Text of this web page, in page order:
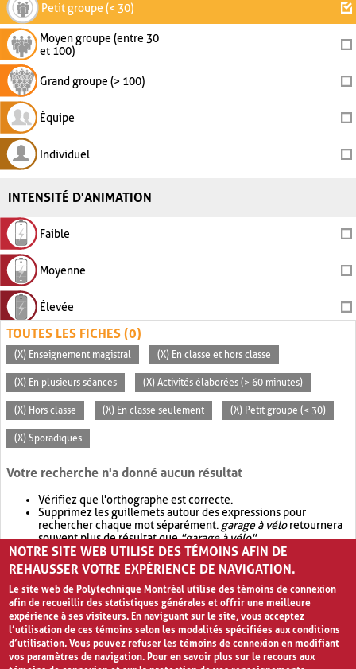
Petit groupe (< 30)
Moyen groupe (entre 30
et 100)
Grand groupe (> 100)
Équipe
Individuel
INTENSITÉ D'ANIMATION
Faible
Moyenne
Élevée
TOUTES LES FICHES (0)
(X) Enseignement magistral (X) En classe et hors classe
(X) En plusieurs séances (X) Activités élaborées (> 60 minutes)
(X) Hors classe (X) En classe seulement (X) Petit groupe (< 30)
(X) Sporadiques
Votre recherche n'a donné aucun résultat
Vérifiez que l'orthographe est correcte.
Supprimez les guillemets autour des expressions pour
rechercher chaque mot séparément. garage à véloretournera
souvent plus de résultat que"garage à vélo".
Envisagez d'élargir votre recherche avec OR.garage OR vélo
retournera souvent plus de résultat quegarage à vélo
NOTRE SITE WEB UTILISE DES TÉMOINS AFIN DE
REHAUSSER VOTRE EXPÉRIENCE DE NAVIGATION.
Le site web de Polytechnique Montréal utilise des témoins de connexion
afin de recueillir des statistiques générales et offrir une meilleure
expérience à ses visiteurs. En naviguant sur le site, vous acceptez
l’utilisation de ces témoins selon les modalités spécifiées aux conditions
d’utilisation. Vous pouvez refuser les témoins de connexion en modifiant
vos paramètres de navigation. Pour en savoir plus sur le recours aux